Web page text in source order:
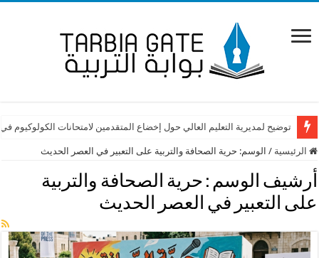
توضيح لمديرية التعليم العالي حول إخضاع المتقدمين لامتحانات الكولوكيوم
الرئيسية / الوسم: حرية الصحافة والتربية على التعبير في العصر الحديث
أرشيف الوسم : حرية الصحافة والتربية
على التعبير في العصر الحديث